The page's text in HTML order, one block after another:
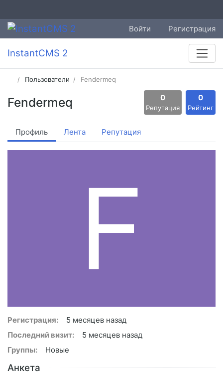
Войти Регистрация
InstantCMS 2
Пользователи Fendermeq
Fendermeq 0
Репутация
0
Рейтинг
Профиль Лента Репутация
F
Регистрация:
5 месяцев назад
Последний визит:
5 месяцев назад
Группы:
Новые
Анкета